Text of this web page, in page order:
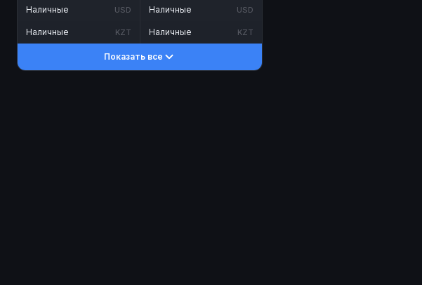
Наличные USD
Наличные KZT
Наличные USD
Наличные KZT
Показать все